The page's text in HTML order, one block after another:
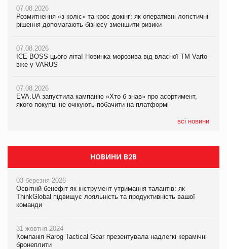
07.08.2026
Розмитнення «з коліс» та крос-докінг: як оперативні логістичні
рішення допомагають бізнесу зменшити ризики
07.08.2026
ICE BOSS цього літа! Новинка морозива від власної ТМ Varto
вже у VARUS
07.08.2026
EVA.UA запустила кампанію «Хто б знав» про асортимент,
якого покупці не очікують побачити на платформі
всі новини
07.08.2026
Розмитнення «з коліс» та крос-докінг: як оперативні логістичні
рішення допомагають бізнесу зменшити ризики
07.08.2026
ICE BOSS цього літа! Новинка морозива від власної ТМ Varto
вже у VARUS
07.08.2026
EVA.UA запустила кампанію «Хто б знав» про асортимент,
якого покупці не очікують побачити на платформі
07.08.2026
Kraft Heinz скоротила збиток у першому півріччі
Продажі Hugo Boss впали на 9%
НОВИНИ B2B
03 березня 2026
Освітній бенефіт як інструмент утримання талантів: як
ThinkGlobal підвищує лояльність та продуктивність вашої
команди
31 жовтня 2024
Компанія Rarog Tactical Gear презентувала надлегкі керамічні
бронеплити